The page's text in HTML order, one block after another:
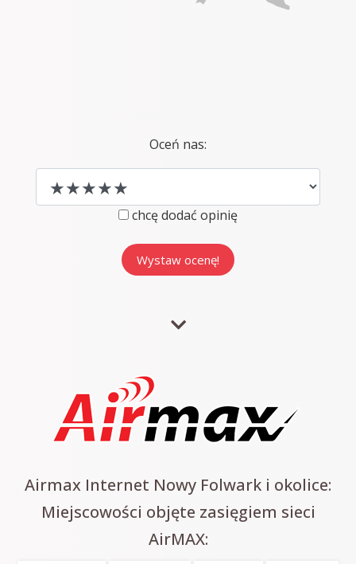
Oceń nas:
chcę dodać opinię
Airmax Internet Nowy Folwark i okolice:
Miejscowości objęte zasięgiem sieci
AirMAX: